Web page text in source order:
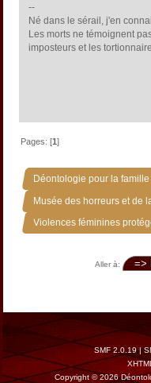
--
Né dans le sérail, j'en
Les morts ne témoignent
imposteurs et les
Pages: [1]
Déontologie pour la famille
Musée des horreurs et de
Violences féminines
Aller à:
SMF 2.0.19|
Copyright © 2026